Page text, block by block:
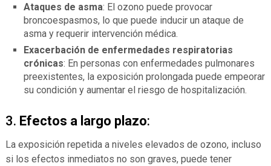
Ataques de asma: El ozono puede provocar
broncoespasmos, lo que puede inducir un ataque de
asma y requerir intervención médica.
Exacerbación de enfermedades respiratorias
crónicas: En personas con enfermedades pulmonares
preexistentes, la exposición prolongada puede empeorar
su condición y aumentar el riesgo de hospitalización.
3. Efectos a largo plazo:
La exposición repetida a niveles elevados de ozono, incluso
si los efectos inmediatos no son graves, puede tener